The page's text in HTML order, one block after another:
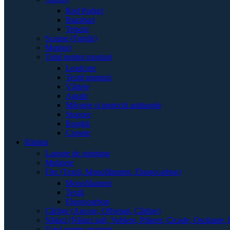
Rod Poduri
Buzzbari
Tripozi
Scaune (Fotolii)
Monturi
Totul pentru monturi
Leadcore
Textil monturi
Vârteje
Agrafe
Mărgele și protecții antitangle
Stopore
Burghii
Crosete
Răpitor
Lansete de spinning
Mulinete
Fire (Textil, Monofilament, Fluorocarbon)
Monofilament
Textil
Fluorocarbon
Cârlige (Ancore, Offseturi, Cârlige)
Năluci (Năluci soft, Voblere, Pilkere, Cicade, Oscilante,